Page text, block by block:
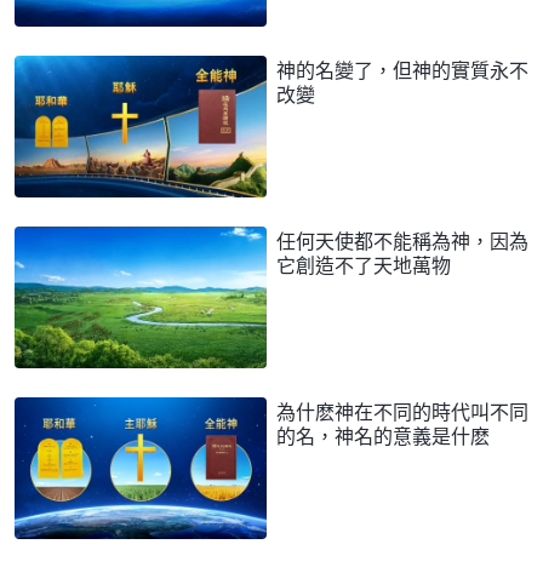
神的名變了，但神的實質永不
改變
任何天使都不能稱為神，因為
它創造不了天地萬物
為什麽神在不同的時代叫不同
的名，神名的意義是什麽